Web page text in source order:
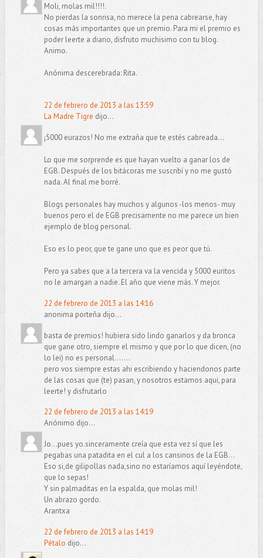
Moli, molas mil!!!!.
No pierdas la sonrisa, no merece la pena cabrearse, hay
cosas más importantes que un premio. Para mi el premio es
poder leerte a diario, disfruto muchisimo con tu blog.
Animo.
Anónima descerebrada: Rita.
22 de febrero de 2013 a las 13:59
La Madre Tigre dijo...
¡5000 eurazos! No me extraña que te estés cabreada...
Lo que me sorprende es que hayan vuelto a ganar los de
EGB. Después de los bitácoras me suscribí y no me gustó
nada. Al final me borré.
Blogs personales hay muchos y algunos -los menos- muy
buenos pero el de EGB precisamente no me parece un bien
ejemplo de blog personal.
Eso es lo peor, que te gane uno que es peor que tú.
Pero ya sabes que a la tercera va la vencida y 5000 euritos
no le amargan a nadie. El año que viene más. Y mejor.
22 de febrero de 2013 a las 14:16
anonima porteña dijo...
basta de premios! hubiera sido lindo ganarlos y da bronca
que gane otro, siempre el mismo y que por lo que dicen, (no
lo lei) no es personal.......
pero vos siempre estas ahi escribiendo y haciendonos parte
de las cosas que (te) pasan, y nosotros estamos aqui, para
leerte! y disfrutarlo
22 de febrero de 2013 a las 14:19
Anónimo dijo...
Jo...pues yo.sinceramente creía que esta vez sí que les
pegabas una patadita en el cul a los cansinos de la EGB...
Eso si,de gilipollas nada,sino no estaríamos aquí leyéndote,
que lo sepas!
Y sin palmaditas en la espalda, que molas mil!
Un abrazo gordo.
Arantxa
22 de febrero de 2013 a las 14:19
Pétalo dijo...